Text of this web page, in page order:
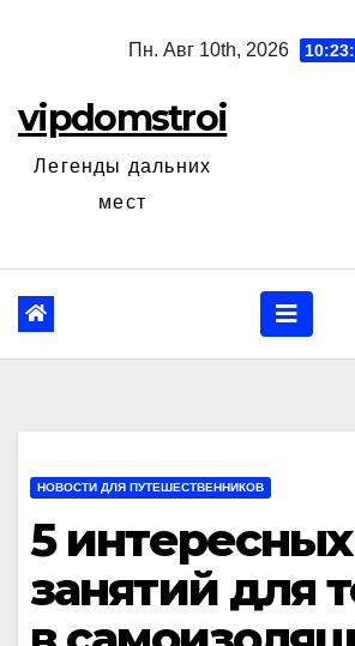
Пн. Авг 10th, 2026
vipdomstroi
Легенды дальних
мест
НОВОСТИ ДЛЯ ПУТЕШЕСТВЕННИКОВ
5 интересных
занятий для